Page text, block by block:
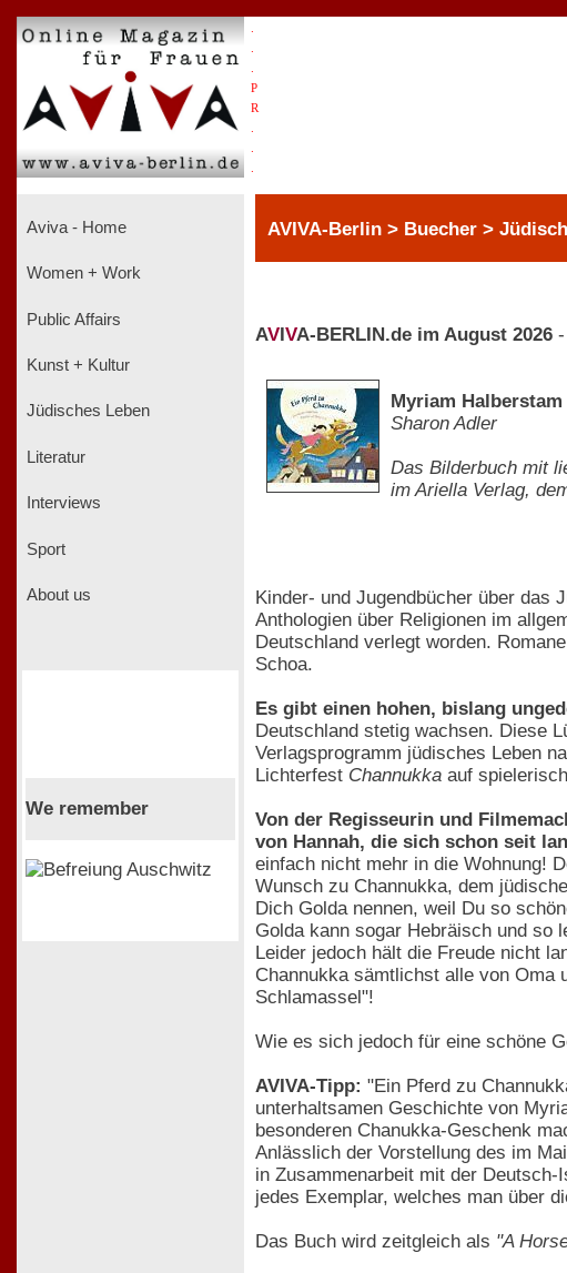
P
R
Aviva - Home
Women + Work
Public Affairs
Kunst + Kultur
Jüdisches Leben
Literatur
Interviews
Sport
About us
We remember
AVIVA-Berlin > Buecher >
AV VA-BERLIN.de im August 2026 -
Myriam
Sharon Adler
Das Bilderbuch mit
im Ariella Verlag,
Kinder- und Jugendbücher über das
Anthologien über Religionen im
Deutschland verlegt worden.
Schoa.
Es gibt einen hohen, bislang
Deutschland stetig wachsen. Diese
Verlagsprogramm jüdisches Leben
Lichterfest Channukka auf
Von der Regisseurin und
von Hannah, die sich schon seit
einfach nicht mehr in die Wohnung!
Wunsch zu Channukka, dem
Dich Golda nennen, weil Du so
Golda kann sogar Hebräisch und so
Leider jedoch hält die Freude nicht
Channukka sämtlichst alle von Oma
Schlamassel"!
Wie es sich jedoch für eine schöne
AVIVA-Tipp: "Ein Pferd zu
unterhaltsamen Geschichte von
besonderen Chanukka-Geschenk
Anlässlich der Vorstellung des im
in Zusammenarbeit mit der
jedes Exemplar, welches man über
Das Buch wird zeitgleich als "A